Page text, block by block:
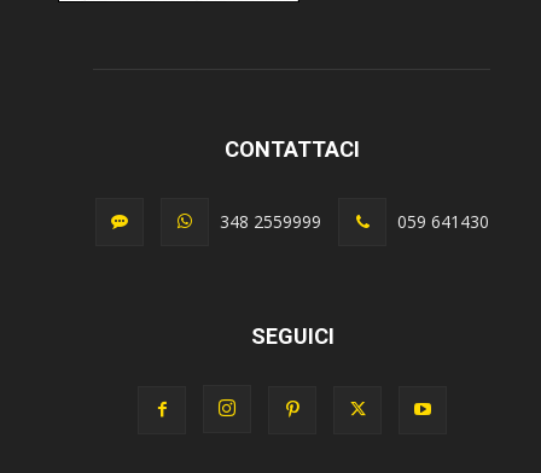
CONTATTACI
348 2559999 059 641430
SEGUICI